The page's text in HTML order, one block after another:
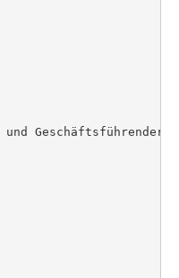
Geschäftsführender